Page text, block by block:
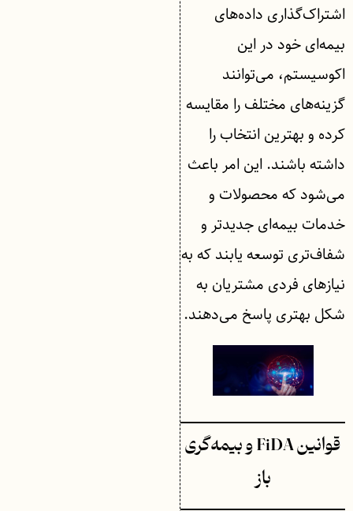
اشتراک‌گذاری داده‌های
بیمه‌ای خود در این
اکوسیستم، می‌توانند
گزینه‌های مختلف را مقایسه
کرده و بهترین انتخاب را
داشته باشند. این امر باعث
می‌شود که محصولات و
خدمات بیمه‌ای جدیدتر و
شفاف‌تری توسعه یابند که به
نیازهای فردی مشتریان به
شکل بهتری پاسخ می‌دهند.
قوانین FiDA و بیمه‌گری
باز